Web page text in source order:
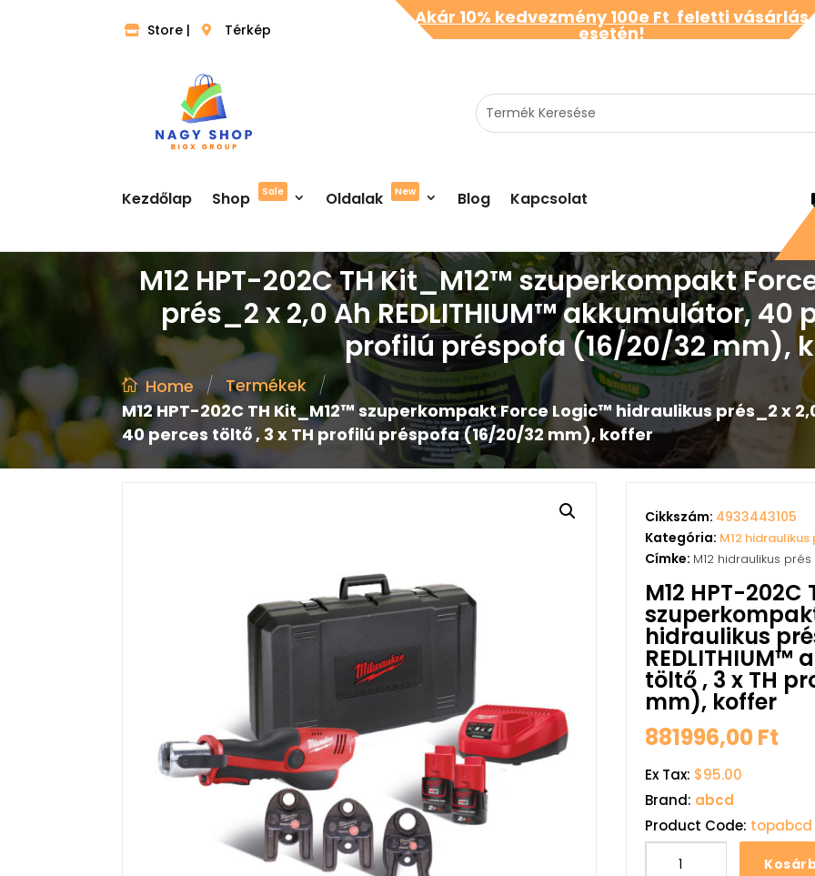
Store | Térkép
Akár 10% kedvezmény 100e Ft feletti vásárlás
esetén!
Kezdőlap Shop Sale Oldalak New Blog Kapcsolat
M12 HPT-202C TH Kit_M12™ szuperkompakt
prés_2 x 2,0 Ah REDLITHIUM™ akkumulátor, 40
profilú préspofa (16/20/32 mm),
Home / Termékek /
M12 HPT-202C TH Kit_M12™ szuperkompakt Force Logic™ hidraulikus prés_2 x
40 perces töltő , 3 x TH profilú préspofa (16/20/32 mm), koffer
Cikkszám: 4933443105
Kategória: M12 hidraulikus
Címke: M12 hidraulikus prés
M12 HPT-202C
hidraulikus
töltő , 3 x TH
mm), koffer
881996,00Ft
Ex Tax: $95.00
Brand: abcd
Product Code: topabcd